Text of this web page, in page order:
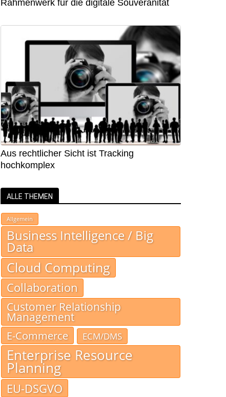
Rahmenwerk für die digitale Souveränität
Aus rechtlicher Sicht ist Tracking
hochkomplex
ALLE THEMEN
Allgemein
Business Intelligence / Big
Data
Cloud Computing
Collaboration
Customer Relationship
Management
E-Commerce
ECM/DMS
Enterprise Resource
Planning
EU-DSGVO